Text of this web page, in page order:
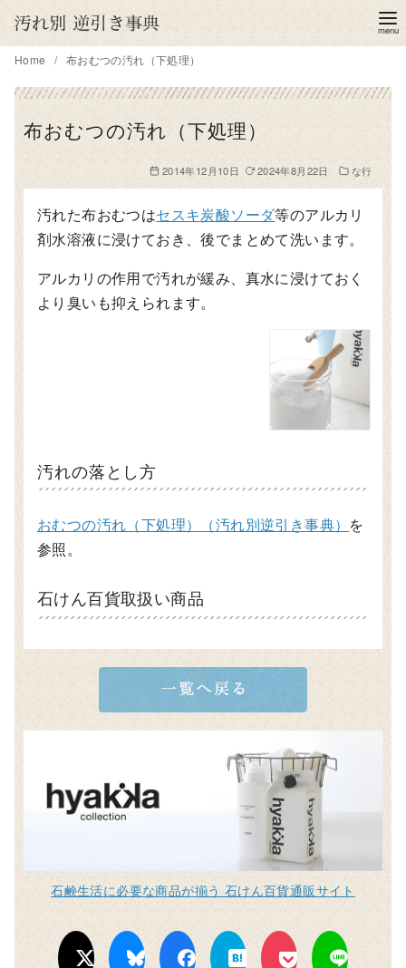
Home 布おむつの汚れ（下処理）
布おむつの汚れ（下処理）
2014年12月10日 2024年8月22日 な行
汚れた布おむつはセスキ炭酸ソーダ等のアルカリ
剤水溶液に浸けておき、後でまとめて洗います。
アルカリの作用で汚れが緩み、真水に浸けておく
より臭いも抑えられます。
汚れの落とし方
おむつの汚れ（下処理）（汚れ別逆引き事典） を
参照。
石けん百貨取扱い商品
石鹸生活に必要な商品が揃う 石けん百貨通販サイト